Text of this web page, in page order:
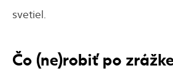
svetiel.
Čo (ne)robiť po